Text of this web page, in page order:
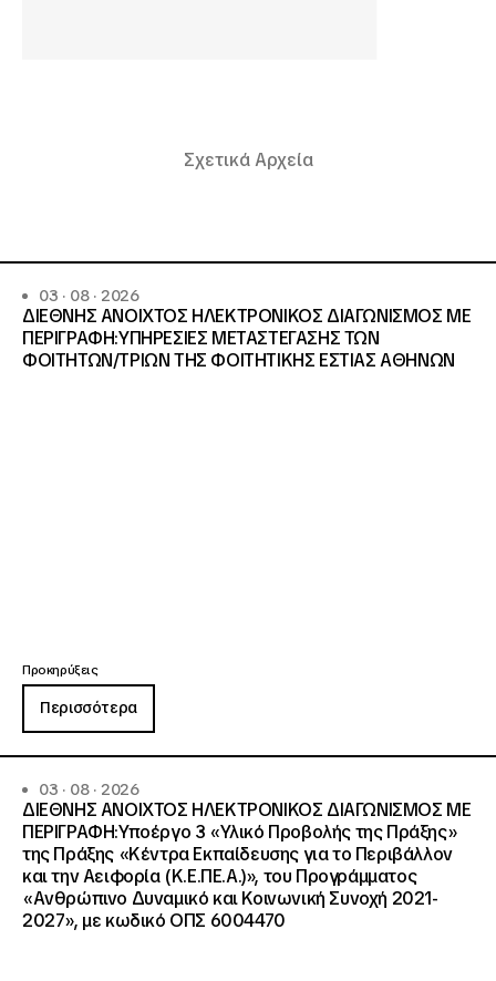
Σχετικά Αρχεία
03 · 08 · 2026
ΔΙΕΘΝΗΣ ΑΝΟΙΧΤΟΣ ΗΛΕΚΤΡΟΝΙΚΟΣ ΔΙΑΓΩΝΙΣΜΟΣ ΜΕ
ΠΕΡΙΓΡΑΦΗ:ΥΠΗΡΕΣΙΕΣ METAΣΤΕΓΑΣΗΣ ΤΩΝ
ΦΟΙΤΗΤΩΝ/ΤΡΙΩΝ ΤΗΣ ΦΟΙΤΗΤΙΚΗΣ ΕΣΤΙΑΣ ΑΘΗΝΩΝ
Προκηρύξεις
Περισσότερα
03 · 08 · 2026
ΔΙΕΘΝΗΣ ΑΝΟΙΧΤΟΣ ΗΛΕΚΤΡΟΝΙΚΟΣ ΔΙΑΓΩΝΙΣΜΟΣ ΜΕ
ΠΕΡΙΓΡΑΦΗ:Υποέργο 3 «Υλικό Προβολής της Πράξης»
της Πράξης «Κέντρα Εκπαίδευσης για το Περιβάλλον
και την Αειφορία (Κ.Ε.ΠΕ.Α.)», του Προγράμματος
«Ανθρώπινο Δυναμικό και Κοινωνική Συνοχή 2021-
2027», με κωδικό ΟΠΣ 6004470